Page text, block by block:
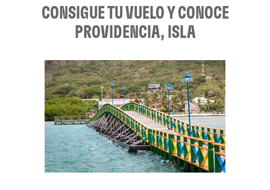
CONSIGUE TU VUELO Y CONOCE
PROVIDENCIA, ISLA